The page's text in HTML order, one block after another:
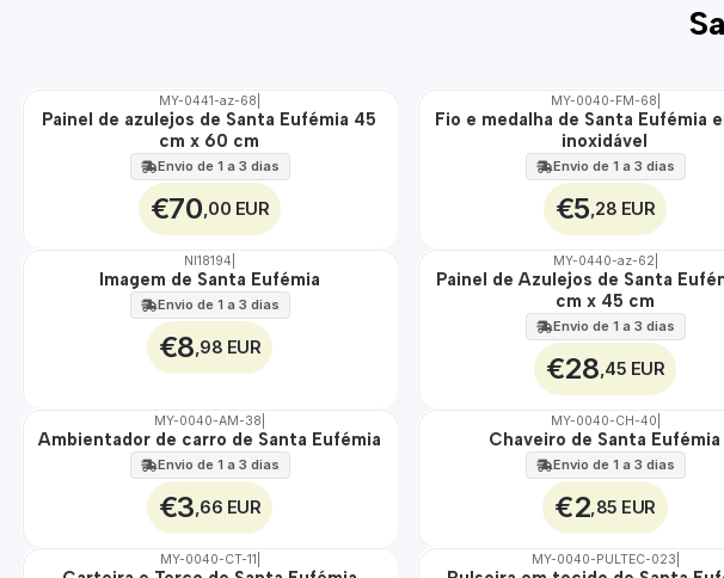
🇵🇹
MY-0441-az-68
Painel de azulejos de Santa Eufémia 45
cm x 60 cm
Envio de 1 a 3 dias
€70 ,00 EUR
MY-0040-FM-68
Fio e medalha de Santa Eufémia
inoxidável
Envio de 1 a 3 dias
€5 ,28 EUR
Não Disponível
NI18194
Imagem de Santa Eufémia
Envio de 1 a 3 dias
€8 ,98 EUR
🇵🇹
MY-0440-az-62
Painel de Azulejos de Santa
cm x 45 cm
Envio de 1 a 3 dias
€28 ,45 EUR
🇵🇹
MY-0040-AM-38
Ambientador de carro de Santa Eufémia
Envio de 1 a 3 dias
€3 ,66 EUR
MY-0040-CH-40
Chaveiro de Santa Eufémia
Envio de 1 a 3 dias
€2 ,85 EUR
MY-0040-CT-11 MY-0040-PULTEC-023